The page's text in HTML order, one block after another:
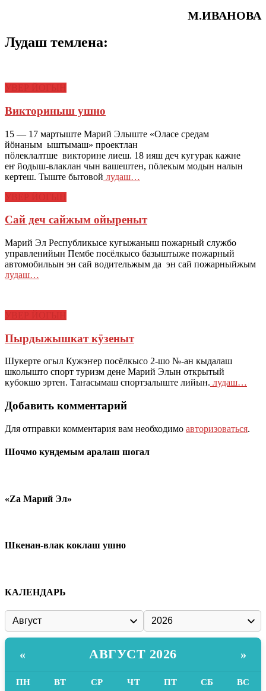
М.ИВАНОВА
Лудаш темлена:
Викториныш ушно
15 — 17 мартыште Марий Элыште «Оласе средам
йӧнаным ыштымаш» проектлан
пӧлеклалтше викторине лиеш. 18 ияш деч кугурак кажне
еҥ йодыш-влаклан чын вашештен, пӧлекым модын налын
кертеш. Тыште бытовой лудаш…
Сай деч сайжым ойыреныт
Марий Эл Республикысе кугыжаныш пожарный службо
управленийын Пембе посёлкысо базыштыже пожарный
автомобильын эн сай водительжым да эн сай пожарныйжым
лудаш…
Пырдыжышкат кӱзеныт
Шукерте огыл Кужэҥер посёлкысо 2-шо №-ан кыдалаш
школышто спорт туризм дене Марий Элын открытый
кубокшо эртен. Таҥасымаш спортзалыште лийын. лудаш…
Добавить комментарий
Для отправки комментария вам необходимо авторизоваться.
Шочмо кундемым аралаш шогал
«Zа Марий Эл»
Шкенан-влак коклаш ушно
КАЛЕНДАРЬ
« АВГУСТ 2026 »
ПН ВТ СР ЧТ ПТ СБ ВС